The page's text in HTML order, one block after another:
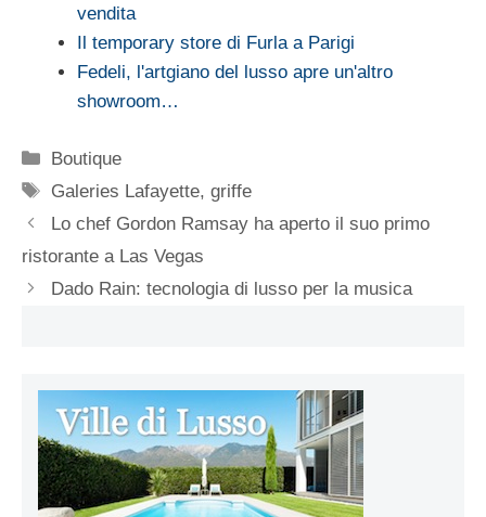
vendita
Il temporary store di Furla a Parigi
Fedeli, l'artgiano del lusso apre un'altro
showroom…
Categorie
Boutique
Tag
Galeries Lafayette,griffe
Lo chef Gordon Ramsay ha aperto il suo primo
ristorante a Las Vegas
Dado Rain: tecnologia di lusso per la musica